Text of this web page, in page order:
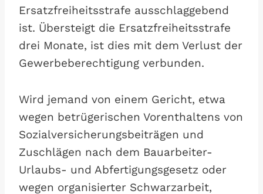
Ersatzfreiheitsstrafe ausschlaggebend
ist. Übersteigt die Ersatzfreiheitsstrafe
drei Monate, ist dies mit dem Verlust der
Gewerbeberechtigung verbunden.
Wird jemand von einem Gericht, etwa
wegen betrügerischen Vorenthaltens von
Sozialversicherungsbeiträgen und
Zuschlägen nach dem Bauarbeiter-
Urlaubs- und Abfertigungsgesetz oder
wegen organisierter Schwarzarbeit,